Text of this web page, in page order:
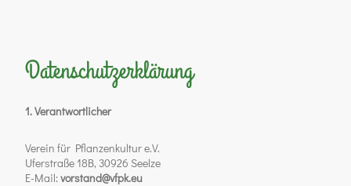
Datenschutzerklärung
1. Verantwortlicher
Verein für Pflanzenkultur e.V.
Uferstraße 18B, 30926 Seelze
E-Mail: vorstand@vfpk.eu